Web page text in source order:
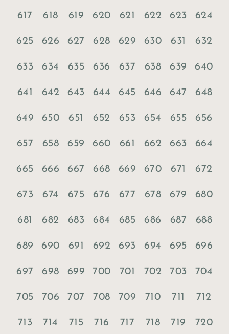
617 618 619 620 621 622 623 624
625 626 627 628 629 630 631 632
633 634 635 636 637 638 639 640
641 642 643 644 645 646 647 648
649 650 651 652 653 654 655 656
657 658 659 660 661 662 663 664
665 666 667 668 669 670 671 672
673 674 675 676 677 678 679 680
681 682 683 684 685 686 687 688
689 690 691 692 693 694 695 696
697 698 699 700 701 702 703 704
705 706 707 708 709 710 711 712
713 714 715 716 717 718 719 720